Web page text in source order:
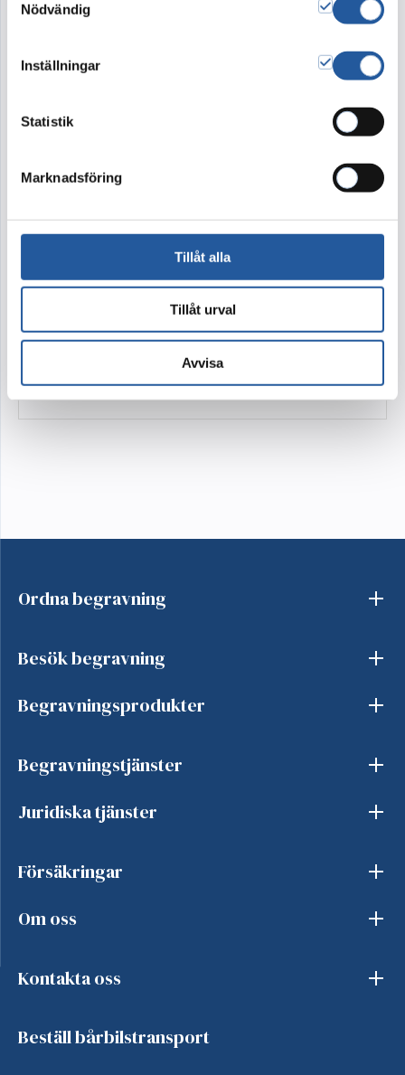
Nödvändig
Inställningar
Statistik
Marknadsföring
Tillåt alla
Tillåt urval
Avvisa
Band
Lägg i varukorg
Blommor är vackra!
Men ibland finns inte alla blommor som syns på bilden
att tillgå. Vi utgår alltid från färg, form och känsla i bilden
du valt. Ibland behöver vi byta ut någon sort mot annan
likvärdig. Blomman kanske inte är säsong eller inte
Ordna begravning
Besök begravning
Begravningsprodukter
Begravningstjänster
Juridiska tjänster
Försäkringar
Om oss
Kontakta oss
Beställ bårbilstransport